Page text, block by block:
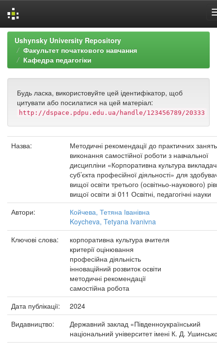
Skip
navigation
Ushynsky University Repository
Факультет початкового навчання
Кафедра педагогіки
Будь ласка, використовуйте цей ідентифікатор, щоб
цитувати або посилатися на цей матеріал:
http://dspace.pdpu.edu.ua/handle/123456789/20333
Назва:
Методичні рекомендації до практичних занять
виконання самостійної роботи з навчальної
дисципліни «Корпоративна культура
суб’єкта професійної діяльності» для
вищої освіти третього (освітньо-наукового)
вищої освіти зі 011 Освітні, педагогічні науки
Автори:
Койчева, Тетяна Іванівна
Koycheva, Tetyana Ivanivna
Ключові слова:
корпоративна культура вчителя
критерії оцінювання
професійна діяльність
інноваційний розвиток освіти
методичні рекомендації
самостійна робота
Дата публікації:
2024
Видавництво:
Державний заклад «Південноукраїнський
національний університет імені К. Д.